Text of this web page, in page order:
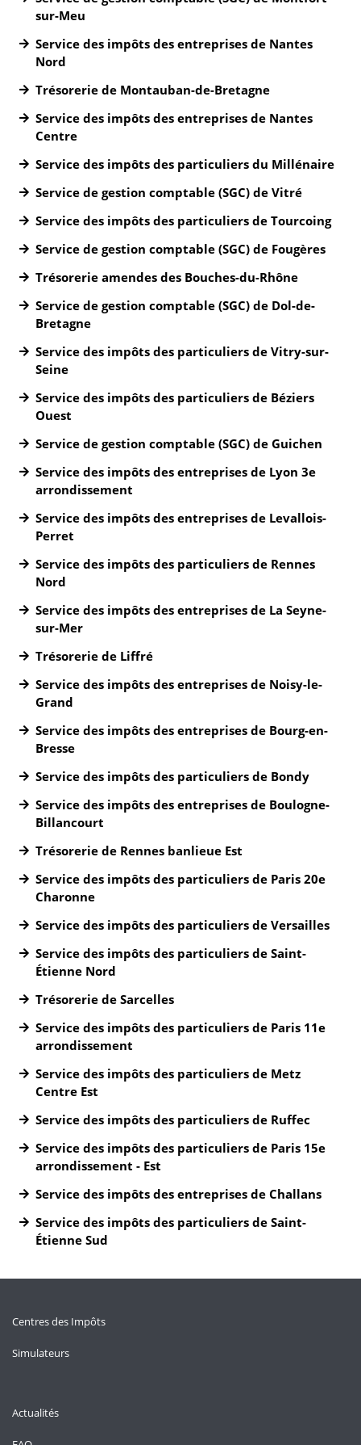
sur-Meu
Service des impôts des entreprises de Nantes
Nord
Trésorerie de Montauban-de-Bretagne
Service des impôts des entreprises de Nantes
Centre
Service des impôts des particuliers du Millénaire
Service de gestion comptable (SGC) de Vitré
Service des impôts des particuliers de Tourcoing
Service de gestion comptable (SGC) de Fougères
Trésorerie amendes des Bouches-du-Rhône
Service de gestion comptable (SGC) de Dol-de-
Bretagne
Service des impôts des particuliers de Vitry-sur-
Seine
Service des impôts des particuliers de Béziers
Ouest
Service de gestion comptable (SGC) de Guichen
Service des impôts des entreprises de Lyon 3e
arrondissement
Service des impôts des entreprises de Levallois-
Perret
Service des impôts des particuliers de Rennes
Nord
Service des impôts des entreprises de La Seyne-
sur-Mer
Trésorerie de Liffré
Service des impôts des entreprises de Noisy-le-
Grand
Service des impôts des entreprises de Bourg-en-
Bresse
Service des impôts des particuliers de Bondy
Service des impôts des entreprises de Boulogne-
Billancourt
Trésorerie de Rennes banlieue Est
Service des impôts des particuliers de Paris 20e
Charonne
Service des impôts des particuliers de Versailles
Service des impôts des particuliers de Saint-
Étienne Nord
Trésorerie de Sarcelles
Service des impôts des particuliers de Paris 11e
arrondissement
Service des impôts des particuliers de Metz
Centre Est
Service des impôts des particuliers de Ruffec
Service des impôts des particuliers de Paris 15e
arrondissement - Est
Service des impôts des entreprises de Challans
Service des impôts des particuliers de Saint-
Étienne Sud
Centres des Impôts
Simulateurs
Actualités